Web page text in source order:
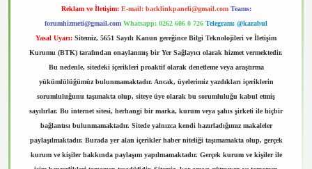
Reklam ve İletişim: E-mail: backlinkpaneli@gmail.com Teams:
forumhizmeti@gmail.com Whatsapp: 0262 606 0 726 Telegram: @karabul
Yasal Uyarı: Sitemiz, 5651 Sayılı Kanun gereğince Bilgi Teknolojileri ve İletişim
Kurumu (BTK) tarafından onaylanmış bir Yer Sağlayıcı olarak hizmet vermektedir.
Bu nedenle, sitedeki içerikleri proaktif olarak denetleme veya araştırma
yükümlülüğümüz bulunmamaktadır. Ancak, üyelerimiz yazdıkları içeriklerin
sorumluluğunu taşımakta olup, siteye üye olarak bu sorumluluğu kabul etmiş
sayılırlar. Bu internet sitesi, herhangi bir marka, kurum veya şahıs şirketi ile hiçbir
bağlantısı bulunmamaktadır. Sitede yalnızca kendi hazırladığımız makaleler
paylaşılmaktadır. Burada yer alan içerikler haber niteliği taşımamakta olup, gerçek
kurum ve kişiler hakkında paylaşım yapılmamaktadır. Gerçek kurum ve kişiler ile